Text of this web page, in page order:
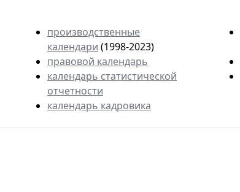
производственные
календари (1998-2023)
правовой календарь
календарь статистической
отчетности
календарь кадровика